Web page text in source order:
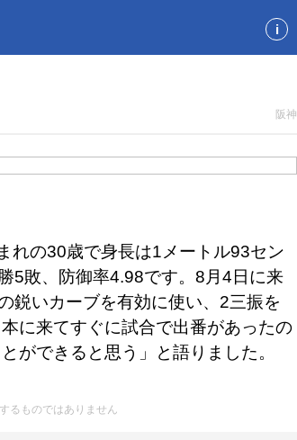
i
阪神
れの30歳で身長は1メートル93セン
5敗、防御率4.98です。8月4日に来
鋭いカーブを有効に使い、2三振を
に来てすぐに試合で出番があったの
ができると思う」と語りました。
るものではありません